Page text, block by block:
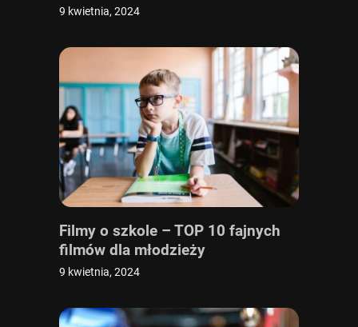
9 kwietnia, 2024
Filmy o szkole – TOP 10 fajnych
filmów dla młodzieży
9 kwietnia, 2024